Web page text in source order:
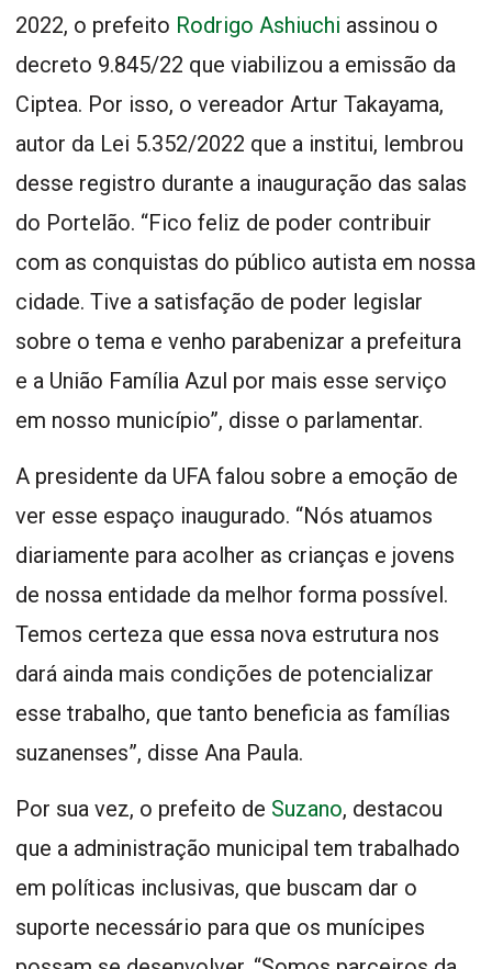
2022, o prefeito Rodrigo Ashiuchi assinou o
decreto 9.845/22 que viabilizou a emissão da
Ciptea. Por isso, o vereador Artur Takayama,
autor da Lei 5.352/2022 que a institui, lembrou
desse registro durante a inauguração das salas
do Portelão. “Fico feliz de poder contribuir
com as conquistas do público autista em nossa
cidade. Tive a satisfação de poder legislar
sobre o tema e venho parabenizar a prefeitura
e a União Família Azul por mais esse serviço
em nosso município”, disse o parlamentar.
A presidente da UFA falou sobre a emoção de
ver esse espaço inaugurado. “Nós atuamos
diariamente para acolher as crianças e jovens
de nossa entidade da melhor forma possível.
Temos certeza que essa nova estrutura nos
dará ainda mais condições de potencializar
esse trabalho, que tanto beneficia as famílias
suzanenses”, disse Ana Paula.
Por sua vez, o prefeito de Suzano, destacou
que a administração municipal tem trabalhado
em políticas inclusivas, que buscam dar o
suporte necessário para que os munícipes